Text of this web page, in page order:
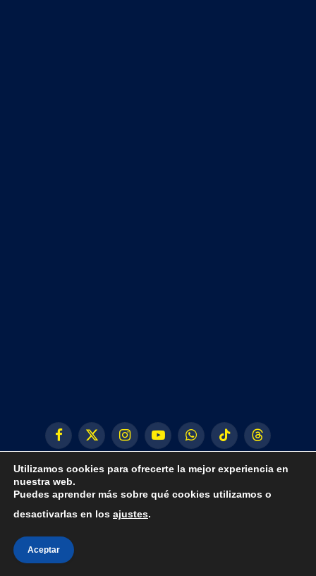
Facebook
X
InstagramYouTubeWhatsAppTikTok Threads
Utilizamos cookies para ofrecerte la mejor experiencia en
nuestra web.
Puedes aprender más sobre qué cookies utilizamos o
desactivarlas en los ajustes.
Aceptar